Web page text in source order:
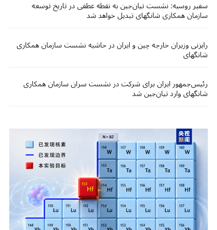
سفیر روسیه: نشست تیان‌جین به نقطه عطفی در تاریخ توسعه
سازمان همکاری شانگهای تبدیل خواهد شد
رایزنی وزیران خارجه چین و ایران در حاشیه نشست سازمان همکاری
شانگهای
رئیس‌جمهور ایران برای شرکت در نشست سران سازمان همکاری
شانگهای وارد تیان‌جین شد